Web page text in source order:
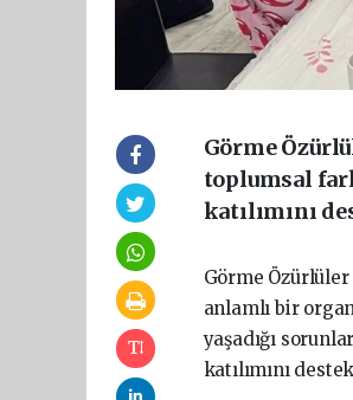
Görme
toplumsal
katılımını
Görme Özürlüler
anlamlı bir
yaşadığı
katılımını